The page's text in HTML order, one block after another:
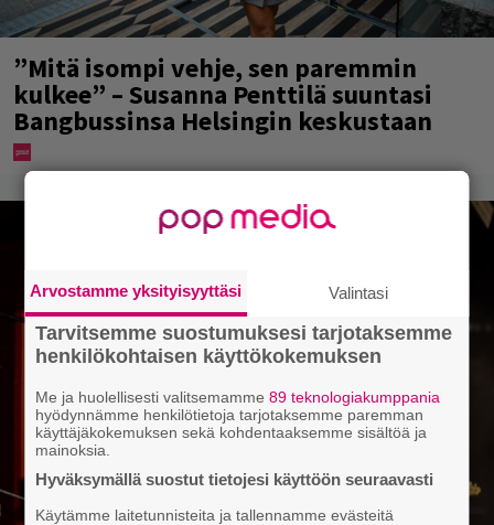
”Mitä isompi vehje, sen paremmin
kulkee” – Susanna Penttilä suuntasi
Bangbussinsa Helsingin keskustaan
Arvostamme yksityisyyttäsi Valintasi
Tarvitsemme suostumuksesi tarjotaksemme
henkilökohtaisen käyttökokemuksen
Me ja huolellisesti valitsemamme89 teknologiakumppania
hyödynnämme henkilötietoja tarjotaksemme paremman
käyttäjäkokemuksen sekä kohdentaaksemme sisältöä ja
mainoksia.
Hyväksymällä suostut tietojesi käyttöön seuraavasti
Käytämme laitetunnisteita ja tallennamme evästeitä